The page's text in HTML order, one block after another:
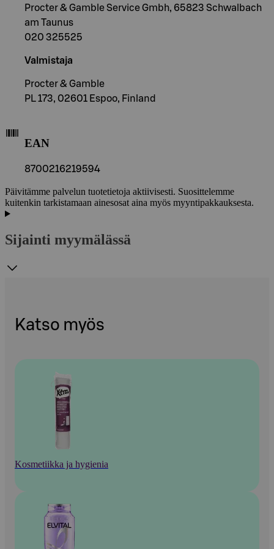
Procter & Gamble Service Gmbh, 65823 Schwalbach
am Taunus
020 325525
Valmistaja
Procter & Gamble
PL 173, 02601 Espoo, Finland
EAN
8700216219594
Päivitämme palvelun tuotetietoja aktiivisesti. Suosittelemme
kuitenkin tarkistamaan ainesosat aina myös myyntipakkauksesta.
Sijainti myymälässä
Katso myös
Kosmetiikka ja hygienia